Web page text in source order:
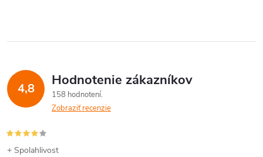
4,8 Hodnotenie zákazníkov
158 hodnotení
Zobraziť recenzie
+ Spolahlivost